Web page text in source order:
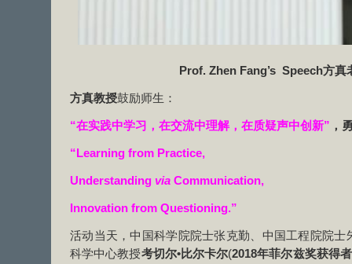
Prof. Zhen Fang’s Speech方真
方真教授鼓励师生：
“在实践中学习，在交流中理解，在质疑声中创新” ，
“Learning from Practice,
Understanding via Communication,
Innovation from Questioning.”
活动当天，中国科学院院士张克勤、中国工程院院士
科学中心教授考切尔•比尔卡尔(2018年菲尔兹奖获得者